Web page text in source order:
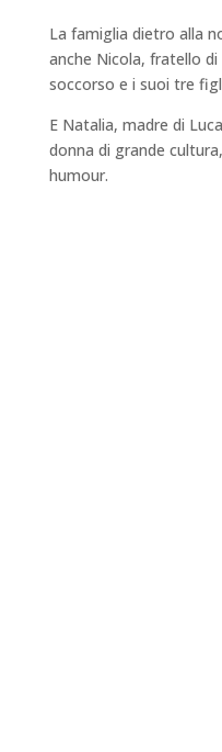
La famiglia dietro alla
anche Nicola, fratello
soccorso e i suoi tre
E Natalia, madre di
donna di grande
humour.